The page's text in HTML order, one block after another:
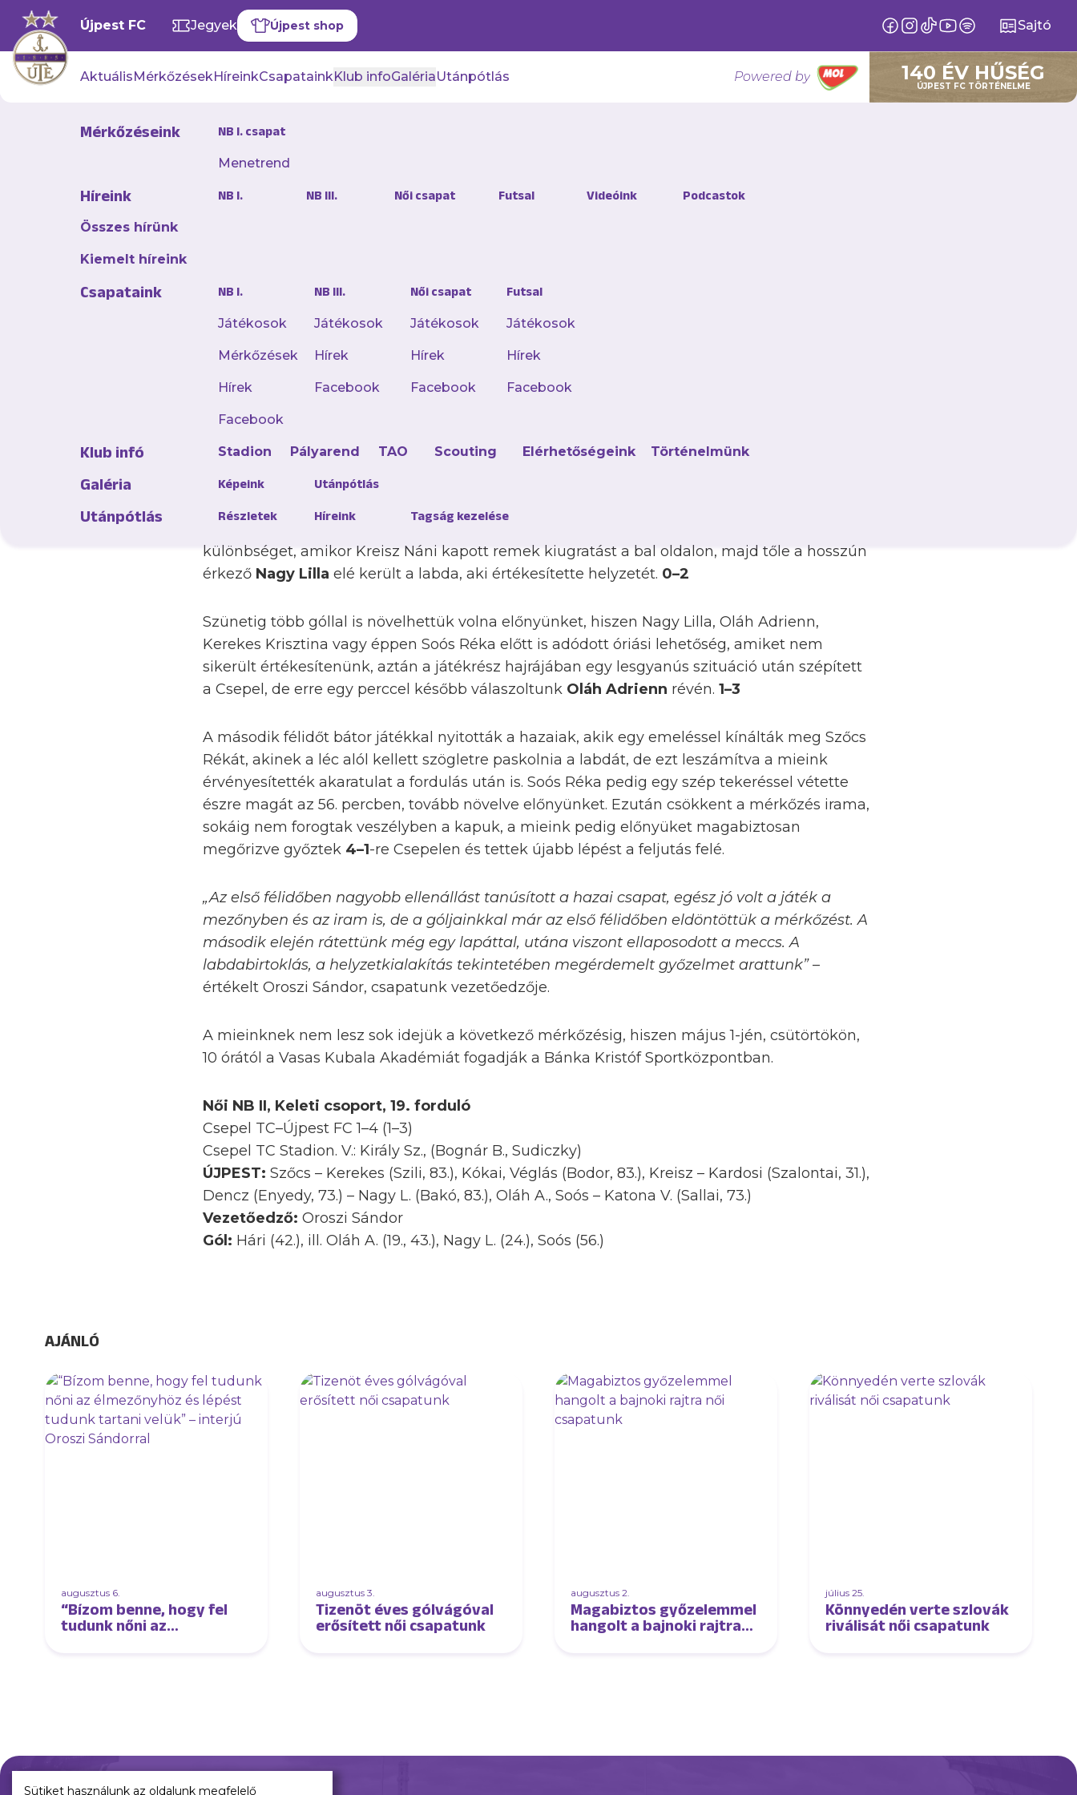
Újpest FC Jegyek Újpest shop Sajtó
AktuálisMérkőzésekHíreinkCsapatainkKlub infoGalériaUtánpótlás Powered by 140 ÉV HŰSÉG
ÚJPEST FC TÖRTÉNELME
Mérkőzéseink NB I. csapat
Menetrend
Híreink
Összes hírünk
Kiemelt híreink
NB I. NB III. Női csapat Futsal Videóink Podcastok
Csapataink NB I.
Játékosok
Mérkőzések
Hírek
Facebook
NB III.
Játékosok
Hírek
Facebook
Női csapat
Játékosok
Hírek
Facebook
Futsal
Játékosok
Hírek
Facebook
Klub infó Stadion Pályarend TAO Scouting Elérhetőségeink Történelmünk
Galéria Képeink Utánpótlás
Utánpótlás Részletek Híreink Tagság kezelése
Megérdemelten győzött Csepelen listavezető
női labdarúgócsapatunk
másodosztály Keleti csoportját veretlenül vezető női labdarúgócsapatunk a bajnokság
19. fordulójában.
s az első tizenöt percben még nem mentek be a helyzeteink, de a 18.-ban egy jobb oldali
beadásra középen tökéletes ütemben érkezett
különbséget, amikor Kreisz Náni kapott remek kiugratást a bal oldalon, majd tőle a hosszún
érkező Nagy Lilla elé került a labda, aki értékesítette helyzetét. 0–2
Szünetig több góllal is növelhettük volna előnyünket, hiszen Nagy Lilla, Oláh Adrienn,
Kerekes Krisztina vagy éppen Soós Réka előtt is adódott óriási lehetőség, amiket nem
sikerült értékesítenünk, aztán a játékrész hajrájában egy lesgyanús szituáció után szépített
a Csepel, de erre egy perccel később válaszoltunk Oláh Adrienn révén. 1–3
A második félidőt bátor játékkal nyitották a hazaiak, akik egy emeléssel kínálták meg Szőcs
Rékát, akinek a léc alól kellett szögletre paskolnia a labdát, de ezt leszámítva a mieink
érvényesítették akaratulat a fordulás után is. Soós Réka pedig egy szép tekeréssel vétette
észre magát az 56. percben, tovább növelve előnyünket. Ezután csökkent a mérkőzés irama,
sokáig nem forogtak veszélyben a kapuk, a mieink pedig előnyüket magabiztosan
megőrizve győztek 4–1-re Csepelen és tettek újabb lépést a feljutás felé.
„Az első félidőben nagyobb ellenállást tanúsított a hazai csapat, egész jó volt a játék a
mezőnyben és az iram is, de a góljainkkal már az első félidőben eldöntöttük a mérkőzést. A
második elején rátettünk még egy lapáttal, utána viszont ellaposodott a meccs. A
labdabirtoklás, a helyzetkialakítás tekintetében megérdemelt győzelmet arattunk”–
értékelt Oroszi Sándor, csapatunk vezetőedzője.
A mieinknek nem lesz sok idejük a következő mérkőzésig, hiszen május 1-jén, csütörtökön,
10 órától a Vasas Kubala Akadémiát fogadják a Bánka Kristóf Sportközpontban.
Női NB II, Keleti csoport, 19. forduló
Csepel TC–Újpest FC 1–4 (1–3)
Csepel TC Stadion. V.: Király Sz., (Bognár B., Sudiczky)
ÚJPEST: Szőcs – Kerekes (Szili, 83.), Kókai, Véglás (Bodor, 83.), Kreisz – Kardosi (Szalontai, 31.),
Dencz (Enyedy, 73.) – Nagy L. (Bakó, 83.), Oláh A., Soós – Katona V. (Sallai, 73.)
Vezetőedző: Oroszi Sándor
Gól: Hári (42.), ill. Oláh A. (19., 43.), Nagy L. (24.), Soós (56.)
AJÁNLÓ
augusztus 6.
“Bízom benne, hogy fel
tudunk nőni az
augusztus 3.
Tizenöt éves gólvágóval
erősített női csapatunk
augusztus 2.
Magabiztos győzelemmel
hangolt a bajnoki rajtra
július 25.
Könnyedén verte szlovák
riválisát női csapatunk
Sütiket használunk az oldalunk megfelelő